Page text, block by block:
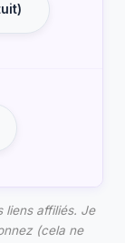
liens affiliés. Je
(cela ne